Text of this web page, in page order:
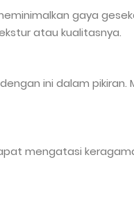
gaya
atau kualitasnya.
ini dalam pikiran.
mengatasi